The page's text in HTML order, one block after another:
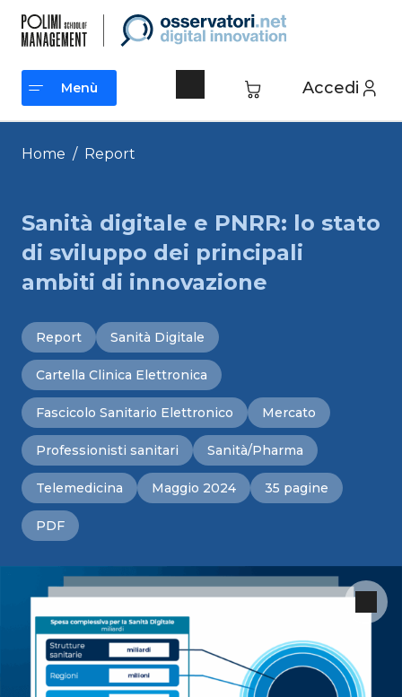
contenuto
Accedi
Menù
Menù
Home / Report
Sanità digitale e PNRR: lo stato
di sviluppo dei principali
ambiti di innovazione
Report Sanità Digitale
Cartella Clinica Elettronica
Fascicolo Sanitario Elettronico Mercato
Professionisti sanitari Sanità/Pharma
Telemedicina Maggio 2024 35 pagine
PDF